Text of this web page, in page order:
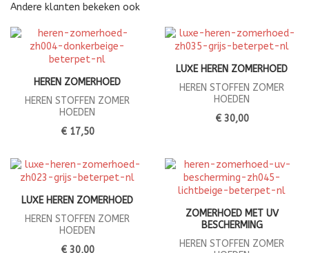
Andere klanten bekeken ook
HEREN ZOMERHOED
HEREN STOFFEN ZOMER
HOEDEN
€ 17,50
LUXE HEREN ZOMERHOED
HEREN STOFFEN ZOMER
HOEDEN
€ 30,00
LUXE HEREN ZOMERHOED
HEREN STOFFEN ZOMER
HOEDEN
€ 30,00
ZOMERHOED MET UV
BESCHERMING
HEREN STOFFEN ZOMER